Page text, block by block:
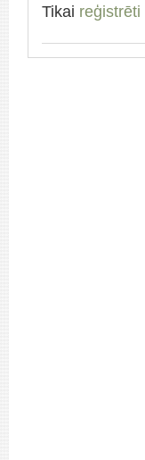
Tikai reģistrēti